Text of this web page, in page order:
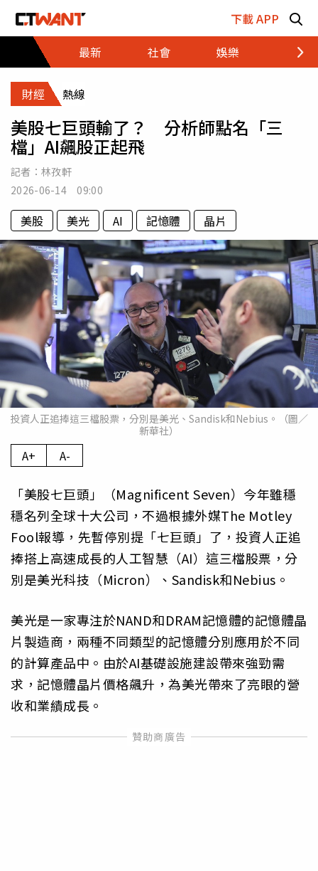
下載 APP
最新
社會 娛樂 財經
財經 熱線
美股七巨頭輸了？ 分析師點名「三
檔」AI飆股正起飛
記者： 林孜軒
2026-06-14 09:00
美股 美光 AI 記憶體 晶片
投資人正追捧這三檔股票，分別是美光、Sandisk和Nebius。（圖／
新華社）
A+ A-
「美股七巨頭」（Magnificent Seven）今年雖穩
穩名列全球十大公司，不過根據外媒The Motley
Fool報導，先暫停別提「七巨頭」了，投資人正追
捧搭上高速成長的人工智慧（AI）這三檔股票，分
別是美光科技（Micron）、Sandisk和Nebius。
美光是一家專注於NAND和DRAM記憶體的記憶體晶
片製造商，兩種不同類型的記憶體分別應用於不同
的計算產品中。由於AI基礎設施建設帶來強勁需
求，記憶體晶片價格飆升，為美光帶來了亮眼的營
收和業績成長。